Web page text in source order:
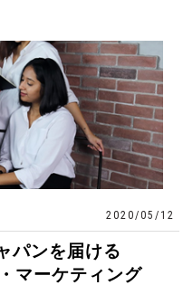
2020/05/12
ャパンを届ける
マーケティング